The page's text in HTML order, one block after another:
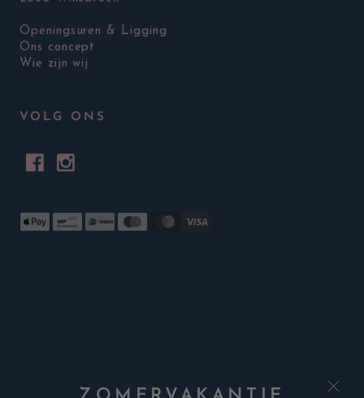
Openingsuren & Ligging
Ons concept
Wie zijn wij
VOLG ONS